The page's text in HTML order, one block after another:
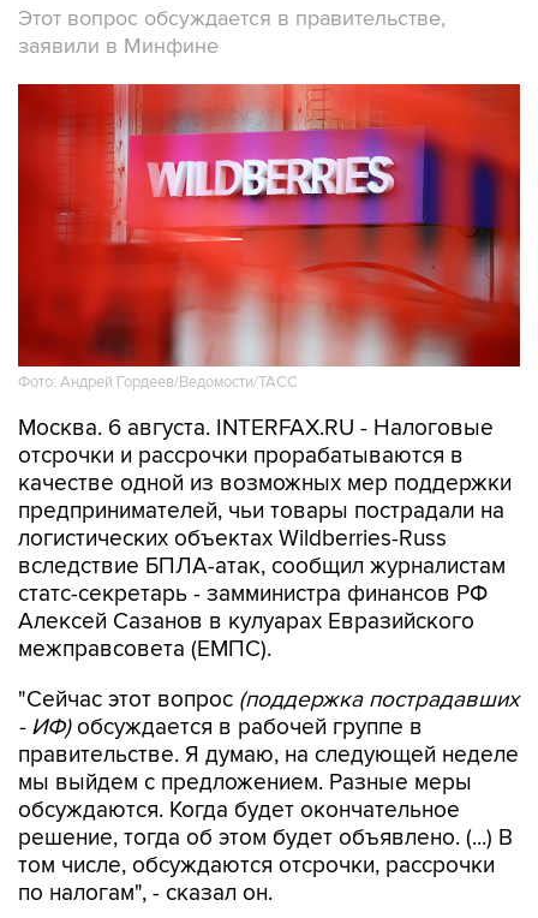
Этот вопрос обсуждается в правительстве,
заявили в Минфине
Фото: Андрей Гордеев/Ведомости/ТАСС
Москва. 6 августа. INTERFAX.RU - Налоговые
отсрочки и рассрочки прорабатываются в
качестве одной из возможных мер поддержки
предпринимателей, чьи товары пострадали на
логистических объектах Wildberries-Russ
вследствие БПЛА-атак, сообщил журналистам
статс-секретарь - замминистра финансов РФ
Алексей Сазанов в кулуарах Евразийского
межправсовета (ЕМПС).
"Сейчас этот вопрос (поддержка пострадавших
- ИФ)обсуждается в рабочей группе в
правительстве. Я думаю, на следующей неделе
мы выйдем с предложением. Разные меры
обсуждаются. Когда будет окончательное
решение, тогда об этом будет объявлено. (...) В
том числе, обсуждаются отсрочки, рассрочки
по налогам", - сказал он.